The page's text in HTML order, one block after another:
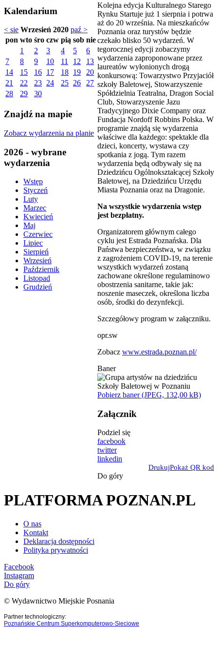
Kalendarium
< sie Wrzesień 2020 paź >
pon wto śro czw pią sob nie
1
2 3 4 5
6
7
8 9 10 11 12
13
14
15 16 17 18 19
20
21
22 23 24 25 26
27
28
29 30
Znajdź na mapie
Zobacz wydarzenia na planie
2026 - wybrane
wydarzenia
Wstęp
Styczeń
Luty
Marzec
Kwiecień
Maj
Czerwiec
Lipiec
Sierpień
Wrzesień
Październik
Listopad
Grudzień
Kolejna edycja Kulturalnego Starego
Rynku Startuje już 1 sierpnia i potrwa
aż do 20 września. Na mieszkańców
Poznania oraz turystów będzie
czekało blisko 50 wydarzeń. W
tegorocznej edycji zobaczymy
wydarzenia zaproponowane przez
laureatów wyłonionych drogą
konkursową: Towarzystwo Przyjaciół
szkoły Baletowej, Stowarzyszenie
Spółdzielnia Teatralna, Dragon Social
Club, Stowarzyszenie Jazu
Tradycyjnego Dixie Company oraz
Fundacja Nordoff Robbins Polska. W
programie znajdą się wydarzenia
właściwe dla każdego: spektakle dla
dzieci, koncerty, wystawa czy
spotkania z jogą. Tym razem
wydarzenia będą odbywały się na
Dziedzińcu Ogólnokształcącej Szkoły
Baletowej, na Dziedzińcu Urzędu
Miasta Poznania oraz na Dragonie.
Na wszystkie wydarzenia wstęp
jest bezpłatny.
Organizatorem głównym całego
cyklu jest Estrada Poznańska. Dla
Państwa bezpieczeństwa, w związku
z zagrożeniem COVID-19, na terenie
wszystkich wydarzeń zostaną
zachowane określone regulaminowo
obostrzenia sanitarne, takie jak:
noszenie maseczek, określona liczba
osób, środki do dezynfekcji.
Szczegółowy program w załączniku.
opr.sw
Zobacz www.estrada.poznan.pl/
Baner
Pobierz baner (JPEG, 132,00 kB)
Załącznik
Podziel się
facebook
twitter
linkedin
DrukujPokaż QR kod
Do góry
PLATFORMA POZNAN.PL
O nas
Kontakt
Deklaracja dostępności
Polityka prywatności
Facebook
Instagram
Do góry
© Wydawnictwo Miejskie Posnania
Partner technologiczny:
Poznańskie Centrum Superkomputerowo-Sieciowe